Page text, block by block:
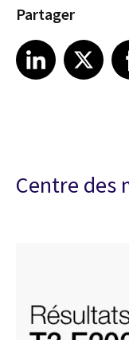
Partager
Share article on LinkedIn
LinkedIn
Share article on X
Centre des